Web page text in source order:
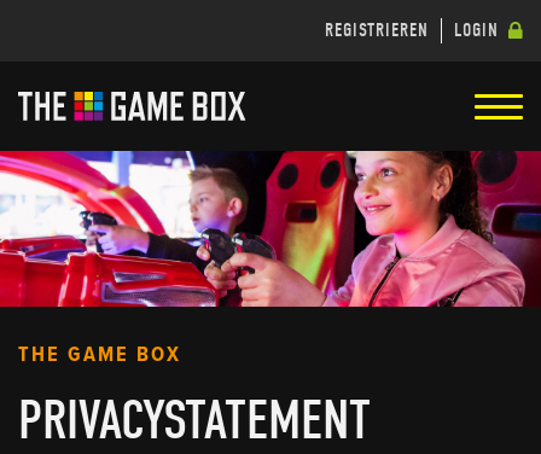
REGISTRIEREN LOGIN
THE GAME BOX
PRIVACYSTATEMENT